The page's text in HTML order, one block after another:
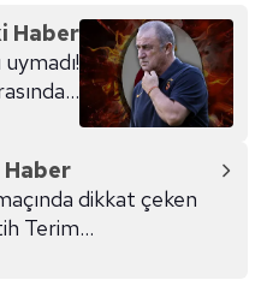
Haber
dikkat çeken
Terim...